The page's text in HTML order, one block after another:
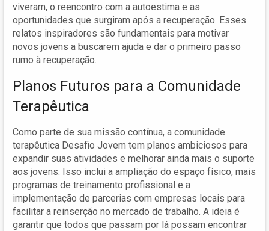
viveram, o reencontro com a autoestima e as
oportunidades que surgiram após a recuperação. Esses
relatos inspiradores são fundamentais para motivar
novos jovens a buscarem ajuda e dar o primeiro passo
rumo à recuperação.
Planos Futuros para a Comunidade
Terapêutica
Como parte de sua missão contínua, a comunidade
terapêutica Desafio Jovem tem planos ambiciosos para
expandir suas atividades e melhorar ainda mais o suporte
aos jovens. Isso inclui a ampliação do espaço físico, mais
programas de treinamento profissional e a
implementação de parcerias com empresas locais para
facilitar a reinserção no mercado de trabalho. A ideia é
garantir que todos que passam por lá possam encontrar